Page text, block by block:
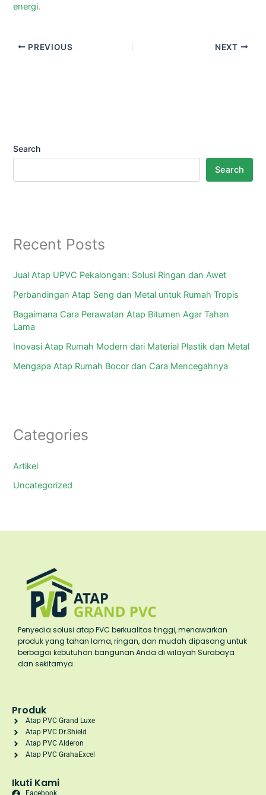
energi.
PREVIOUS NEXT
Search
Search
Recent Posts
Jual Atap UPVC Pekalongan: Solusi Ringan dan Awet
Perbandingan Atap Seng dan Metal untuk Rumah Tropis
Bagaimana Cara Perawatan Atap Bitumen Agar Tahan
Lama
Inovasi Atap Rumah Modern dari Material Plastik dan Metal
Mengapa Atap Rumah Bocor dan Cara Mencegahnya
Categories
Artikel
Uncategorized
Penyedia solusi atap PVC berkualitas tinggi, menawarkan
produk yang tahan lama, ringan, dan mudah dipasang untuk
berbagai kebutuhan bangunan Anda di wilayah Surabaya
dan sekitarnya.
Produk
Atap PVC Grand Luxe
Atap PVC Dr.Shield
Atap PVC Alderon
Atap PVC GrahaExcel
Ikuti Kami
Facebook